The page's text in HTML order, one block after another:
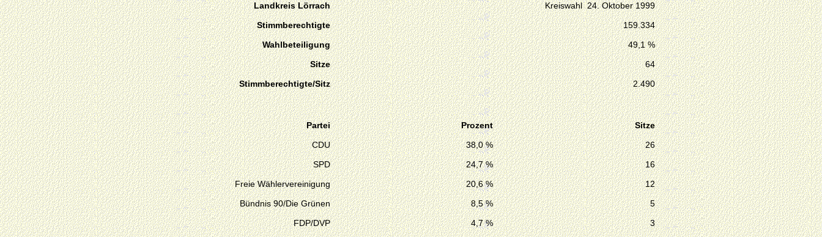
Landkreis Lörrach
Kreiswahl 24. Oktober 1999
Stimmberechtigte
159.334
Wahlbeteiligung
49,1 %
Sitze
64
Stimmberechtigte/Sitz
2.490
Partei Prozent
Sitze
CDU
38,0 %
26
SPD
24,7 %
16
Freie Wählervereinigung
20,6 %
12
Bündnis 90/Die Grünen
8,5 %
5
FDP/DVP
4,7 %
3